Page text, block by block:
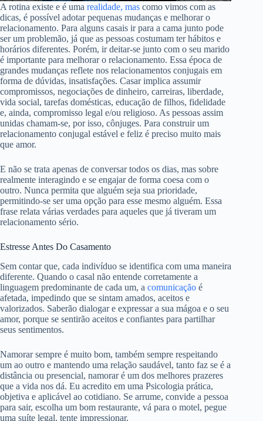
A rotina existe e é uma realidade, mas como vimos com as
dicas, é possível adotar pequenas mudanças e melhorar o
relacionamento. Para alguns casais ir para a cama junto pode
ser um problemão, já que as pessoas costumam ter hábitos e
horários diferentes. Porém, ir deitar-se junto com o seu marido
é importante para melhorar o relacionamento. Essa época de
grandes mudanças reflete nos relacionamentos conjugais em
forma de dúvidas, insatisfações. Casar implica assumir
compromissos, negociações de dinheiro, carreiras, liberdade,
vida social, tarefas domésticas, educação de filhos, fidelidade
e, ainda, compromisso legal e/ou religioso. As pessoas assim
unidas chamam-se, por isso, cônjuges. Para construir um
relacionamento conjugal estável e feliz é preciso muito mais
que amor.
E não se trata apenas de conversar todos os dias, mas sobre
realmente interagindo e se engajar de forma coesa com o
outro. Nunca permita que alguém seja sua prioridade,
permitindo-se ser uma opção para esse mesmo alguém. Essa
frase relata várias verdades para aqueles que já tiveram um
relacionamento sério.
Estresse Antes Do Casamento
Sem contar que, cada indivíduo se identifica com uma maneira
diferente. Quando o casal não entende corretamente a
linguagem predominante de cada um, a comunicação é
afetada, impedindo que se sintam amados, aceitos e
valorizados. Saberão dialogar e expressar a sua mágoa e o seu
amor, porque se sentirão aceitos e confiantes para partilhar
seus sentimentos.
Namorar sempre é muito bom, também sempre respeitando
um ao outro e mantendo uma relação saudável, tanto faz se é a
distância ou presencial, namorar é um dos melhores prazeres
que a vida nos dá. Eu acredito em uma Psicologia prática,
objetiva e aplicável ao cotidiano. Se arrume, convide a pessoa
para sair, escolha um bom restaurante, vá para o motel, pegue
uma suíte legal, tente impressionar.